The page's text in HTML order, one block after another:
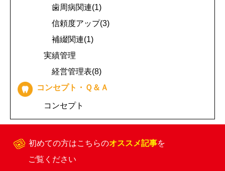
歯周病関連(1)
信頼度アップ(3)
補綴関連(1)
実績管理
経営管理表(8)
コンセプト・Ｑ＆Ａ
コンセプト
初めての方はこちらのオススメ記事を
ご覧ください